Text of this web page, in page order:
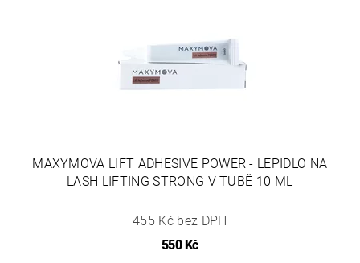
MAXYMOVA LIFT ADHESIVE POWER - LEPIDLO NA
LASH LIFTING STRONG V TUBĚ 10 ML
455 Kč bez DPH
550 Kč